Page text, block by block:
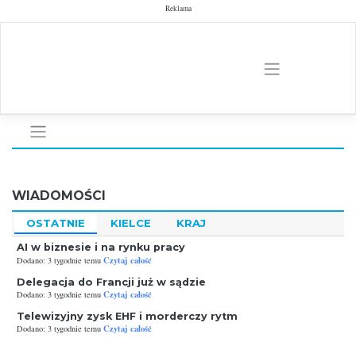
to
Reklama
WIADOMOŚCI
OSTATNIE KIELCE KRAJ
AI w biznesie i na rynku pracy
Dodano: 3 tygodnie temu Czytaj całość
Delegacja do Francji już w sądzie
Dodano: 3 tygodnie temu Czytaj całość
Telewizyjny zysk EHF i morderczy rytm
Dodano: 3 tygodnie temu Czytaj całość